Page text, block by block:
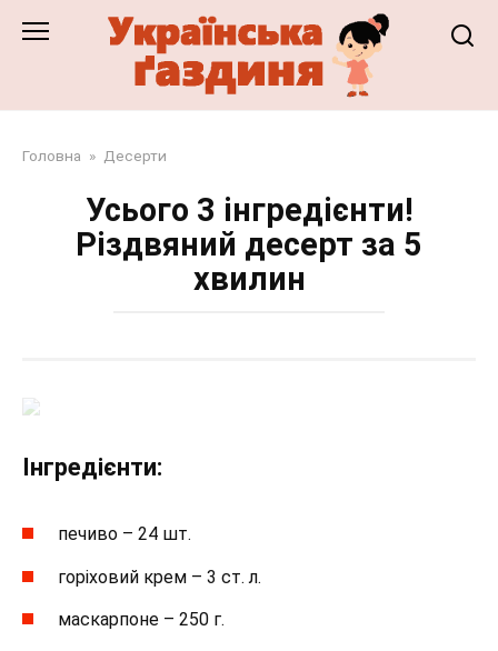
Головна » Десерти
Усього 3 інгредієнти!
Різдвяний десерт за 5
хвилин
Інгредієнти:
печиво – 24 шт.
горіховий крем – 3 ст. л.
маскарпоне – 250 г.